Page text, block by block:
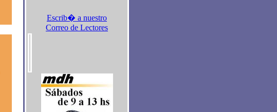
Escrib� a nuestro
Correo de Lectores